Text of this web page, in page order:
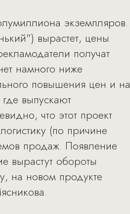
экземпляров.
вырастет, цены
получат
намного ниже
повышения цен и на
выпускают
что этот проект
(по причине
продаж. Появление
вырастут обороты
на новом продукте